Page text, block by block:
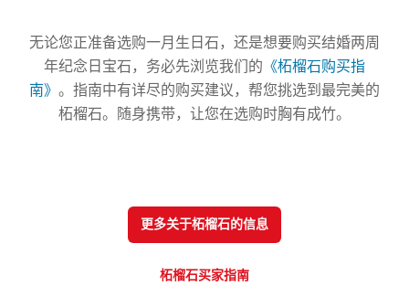
无论您正准备选购一月生日石，还是想要购买结婚两周
年纪念日宝石，务必先浏览我们的 《柘榴石购买指
南》 。指南中有详尽的购买建议，帮您挑选到最完美的
柘榴石。随身携带，让您在选购时胸有成竹。
更多关于柘榴石的信息
柘榴石买家指南